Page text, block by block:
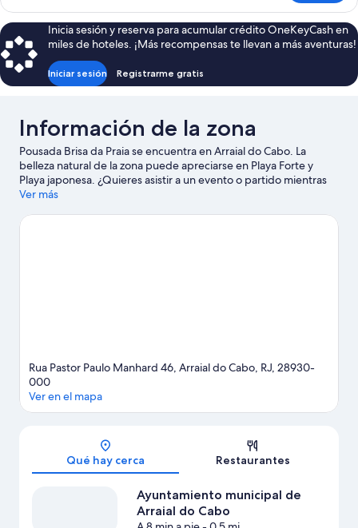
triple
familiar
Inicia sesión y reserva para acumular crédito OneKeyCash en
miles de hoteles. ¡Más recompensas te llevan a más aventuras!
Iniciar sesión Registrarme gratis
Información de la zona
Pousada Brisa da Praia se encuentra en Arraial do Cabo. La
belleza natural de la zona puede apreciarse en Playa Forte y
Playa japonesa. ¿Quieres asistir a un evento o partido mientras
estás en la ciudad? Consulta el calendario de Estadio
nuestra guía de Arraial do Cabo
Ver más
Rua Pastor Paulo Manhard 46, Arraial do Cabo, RJ, 28930-
000
Ver en el mapa
Qué hay cerca Restaurantes
Ayuntamiento municipal de
Arraial do Cabo